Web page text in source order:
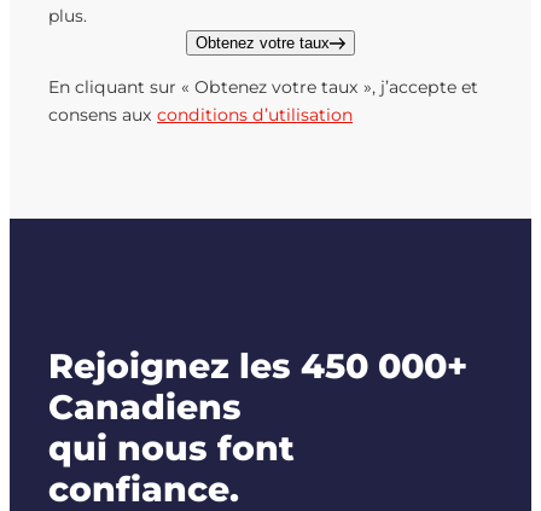
plus.
Obtenez votre taux
En cliquant sur « Obtenez votre taux », j’accepte et
consens aux conditions d’utilisation
Rejoignez les 450 000+
Canadiens
qui nous font
confiance.